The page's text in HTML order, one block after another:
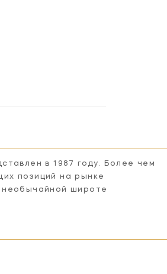
в 1987 году. Более чем
позиций на рынке
необычайной широте